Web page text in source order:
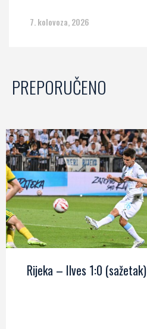
7. kolovoza, 2026
PREPORUČENO
Rijeka – Ilves 1:0 (sažetak)